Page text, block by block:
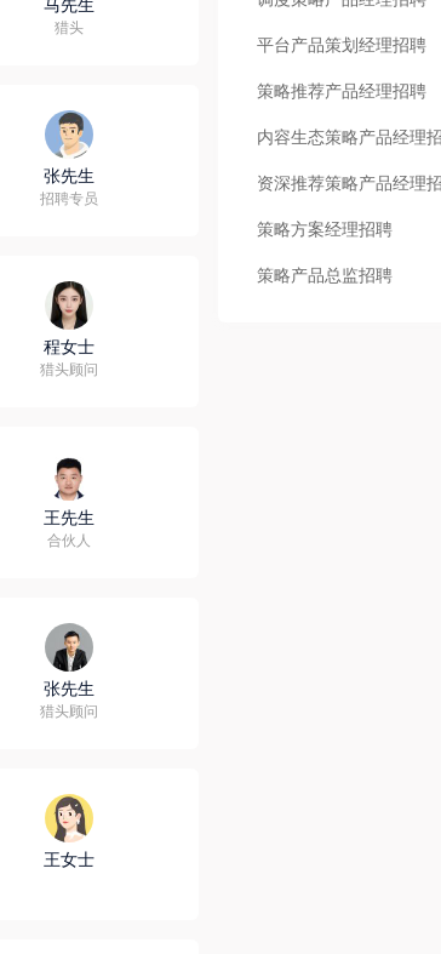
马先生
猎头
张先生
招聘专员
程女士
猎头顾问
王先生
合伙人
张先生
猎头顾问
王女士
平台产品策划经理招聘
策略推荐产品经理招聘
内容生态策略产品经理
资深推荐策略产品经理
策略方案经理招聘
策略产品总监招聘